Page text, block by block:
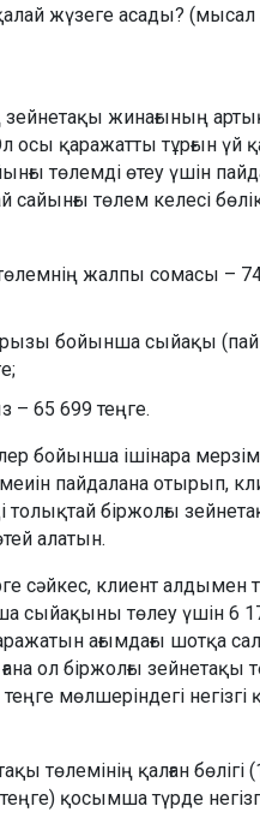
жүзеге асады?
зейнетақы жинағының
осы қаражатты тұрғын үй
төлемді өтеу үшін
сайынғы төлем келесі
жалпы сомасы –
бойынша сыйақы
– 65 699 теңге.
бойынша ішінара
пайдалана отырып,
толықтай біржолғы
алатын.
сәйкес, клиент алдымен
сыйақыны төлеу үшін 6
ағымдағы шотқа
ол біржолғы зейнетақы
мөлшеріндегі
төлемінің қалған бөлігі
қосымша түрде